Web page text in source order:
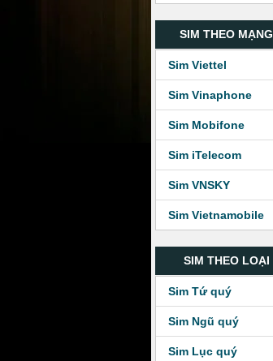
SIM THEO MẠNG
Sim Viettel
Sim Vinaphone
Sim Mobifone
Sim iTelecom
Sim VNSKY
Sim Vietnamobile
SIM THEO LOẠI
Sim Tứ quý
Sim Ngũ quý
Sim Lục quý